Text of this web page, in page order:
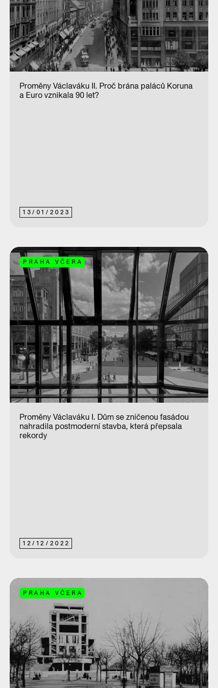
13/ 01/ 2023
Proměny Václaváku II. Proč brána paláců Koruna
a Euro vznikala 90 let?
PRAHA VČERA
12/ 12/ 2022
Proměny Václaváku I. Dům se zničenou fasádou
nahradila postmoderní stavba, která přepsala
rekordy
PRAHA VČERA